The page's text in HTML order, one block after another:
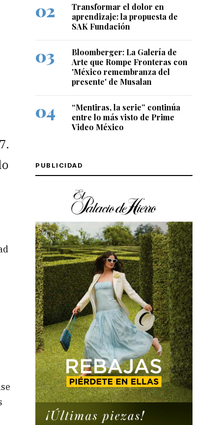
Transformar el dolor en
aprendizaje: la propuesta de
SAK Fundación
Bloomberger: La Galería de
Arte que Rompe Fronteras con
'México remembranza del
presente' de Musalan
“Mentiras, la serie” continúa
entre lo más visto de Prime
Video México
PUBLICIDAD